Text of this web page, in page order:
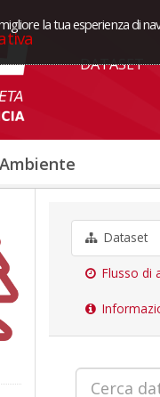
la tua esperienza di
DATASET
Ambiente
Dataset
Flusso di